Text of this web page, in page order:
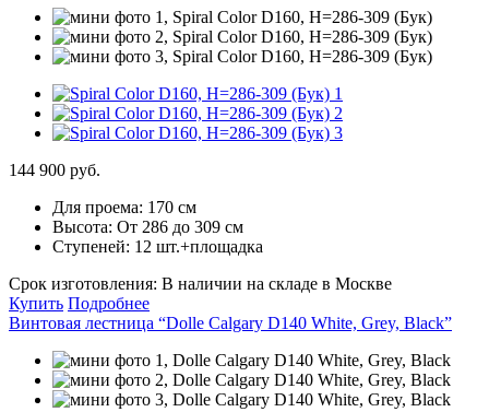
144 900 руб.
Для проема: 170 см
Высота: От 286 до 309 см
Ступеней: 12 шт.+площадка
Срок изготовления: В наличии на складе в Москве
Купить Подробнее
Винтовая лестница “Dolle Calgary D140 White, Grey, Black”